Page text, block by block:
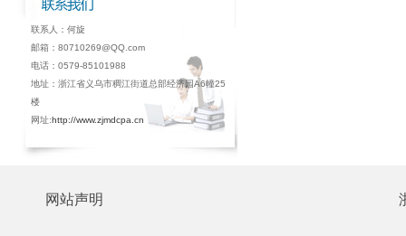
联系人：何旋
邮箱：80710269@QQ.com
电话：0579-85101988
地址：浙江省义乌市稠江街道总部经济园A6幢25
楼
网址:http://www.zjmdcpa.cn
网站声明